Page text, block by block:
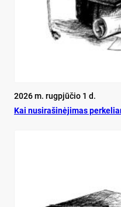
2026 m. rugpjūčio 1 d.
Kai nu­si­ra­ši­nė­ji­mas